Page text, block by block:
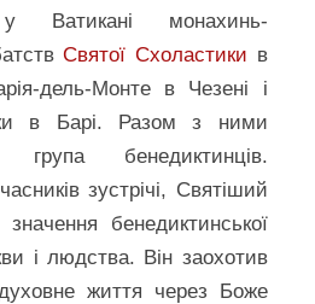
Ватикані монахинь-
Святої Схоластики в
дель-Монте в Чезені і
в Барі. Разом з ними
бенедиктинців.
зустрічі, Святіший
бенедиктинської
і людства. Він заохотив
життя через Боже